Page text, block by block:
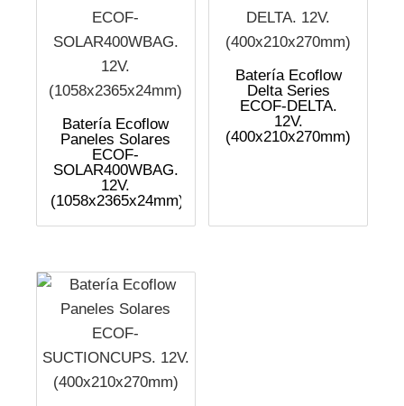
Batería Ecoflow
Paneles Solares
ECOF-
SOLAR400WBAG.
12V.
(1058x2365x24mm)
Batería Ecoflow
Delta Series
ECOF-DELTA.
12V.
(400x210x270mm)